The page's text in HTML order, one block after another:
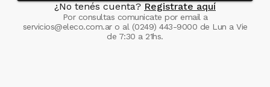
¿No tenés cuenta? Registrate aquí
Por consultas comunicate por email a
servicios@eleco.com.aro al (0249) 443-9000 de Lun a Vie
de 7:30 a 21hs.